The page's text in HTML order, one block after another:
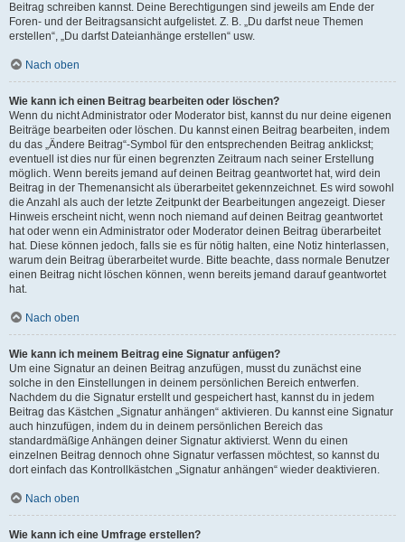
Beitrag schreiben kannst. Deine Berechtigungen sind jeweils am Ende der
Foren- und der Beitragsansicht aufgelistet. Z. B. „Du darfst neue Themen
erstellen“, „Du darfst Dateianhänge erstellen“ usw.
Nach oben
Wie kann ich einen Beitrag bearbeiten oder löschen?
Wenn du nicht Administrator oder Moderator bist, kannst du nur deine eigenen
Beiträge bearbeiten oder löschen. Du kannst einen Beitrag bearbeiten, indem
du das „Ändere Beitrag“-Symbol für den entsprechenden Beitrag anklickst;
eventuell ist dies nur für einen begrenzten Zeitraum nach seiner Erstellung
möglich. Wenn bereits jemand auf deinen Beitrag geantwortet hat, wird dein
Beitrag in der Themenansicht als überarbeitet gekennzeichnet. Es wird sowohl
die Anzahl als auch der letzte Zeitpunkt der Bearbeitungen angezeigt. Dieser
Hinweis erscheint nicht, wenn noch niemand auf deinen Beitrag geantwortet
hat oder wenn ein Administrator oder Moderator deinen Beitrag überarbeitet
hat. Diese können jedoch, falls sie es für nötig halten, eine Notiz hinterlassen,
warum dein Beitrag überarbeitet wurde. Bitte beachte, dass normale Benutzer
einen Beitrag nicht löschen können, wenn bereits jemand darauf geantwortet
hat.
Nach oben
Wie kann ich meinem Beitrag eine Signatur anfügen?
Um eine Signatur an deinen Beitrag anzufügen, musst du zunächst eine
solche in den Einstellungen in deinem persönlichen Bereich entwerfen.
Nachdem du die Signatur erstellt und gespeichert hast, kannst du in jedem
Beitrag das Kästchen „Signatur anhängen“ aktivieren. Du kannst eine Signatur
auch hinzufügen, indem du in deinem persönlichen Bereich das
standardmäßige Anhängen deiner Signatur aktivierst. Wenn du einen
einzelnen Beitrag dennoch ohne Signatur verfassen möchtest, so kannst du
dort einfach das Kontrollkästchen „Signatur anhängen“ wieder deaktivieren.
Nach oben
Wie kann ich eine Umfrage erstellen?